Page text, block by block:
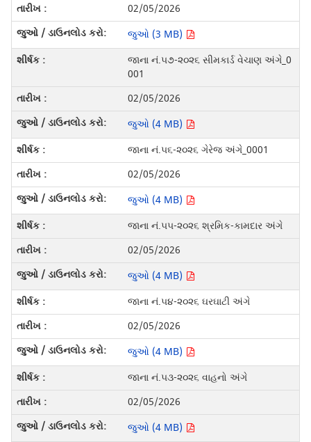
02/05/2026
જુઓ (3 MB)
જાના નં.૫૭-૨૦૨૬ સીમકાર્ડ વેચાણ અંગે_0
001
02/05/2026
જુઓ (4 MB)
જાના નં.૫૬-૨૦૨૬ ગેરેજ અંગે_0001
02/05/2026
જુઓ (4 MB)
જાના નં.૫૫-૨૦૨૬ શ્રમિક-કામદાર અંગે
02/05/2026
જુઓ (4 MB)
જાના નં.૫૪-૨૦૨૬ ઘરઘાટી અંગે
02/05/2026
જુઓ (4 MB)
જાના નં.૫૩-૨૦૨૬ વાહનો અંગે
02/05/2026
જુઓ (4 MB)